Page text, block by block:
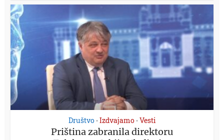
Društvo • Izdvajamo • Vesti
Priština zabranila direktoru